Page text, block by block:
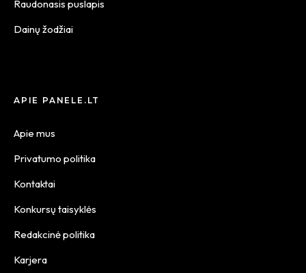
Raudonasis puslapis
Dainų žodžiai
APIE PANELE.LT
Apie mus
Privatumo politika
Kontaktai
Konkursų taisyklės
Redakcinė politika
Karjera